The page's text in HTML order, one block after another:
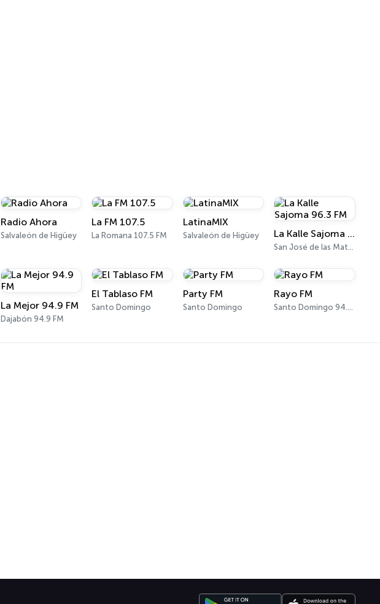
Radio Ahora
Salvaleón de Higüey
La FM 107.5
La Romana 107.5 FM
LatinaMIX
Salvaleón de Higüey La Kalle Sajoma 96.3 FM
San José de las Matas 96.3 FM
La Mejor 94.9 FM
Dajabón 94.9 FM
El Tablaso FM
Santo Domingo
Party FM
Santo Domingo
Rayo FM
Santo Domingo 94.3 FM